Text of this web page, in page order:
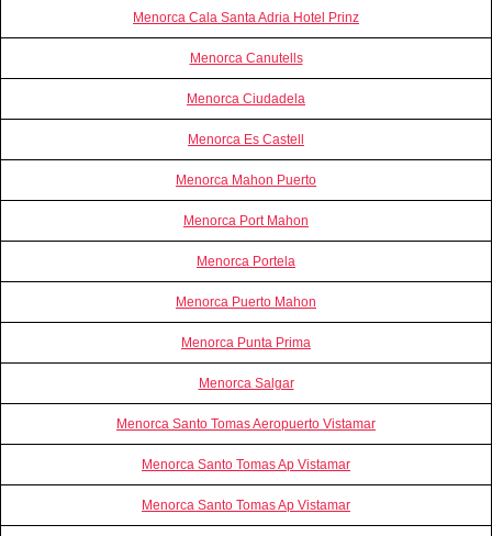
Menorca Cala Santa Adria Hotel Prinz
Menorca Canutells
Menorca Ciudadela
Menorca Es Castell
Menorca Mahon Puerto
Menorca Port Mahon
Menorca Portela
Menorca Puerto Mahon
Menorca Punta Prima
Menorca Salgar
Menorca Santo Tomas Aeropuerto Vistamar
Menorca Santo Tomas Ap Vistamar
Menorca Santo Tomas Ap Vistamar